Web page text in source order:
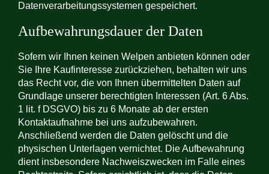
Datenverarbeitungssystemen gespeichert.
Aufbewahrungsdauer der Daten
Sofern wir Ihnen keinen Welpen anbieten können oder
Sie Ihre Kaufinteresse zurückziehen, behalten wir uns
das Recht vor, die von Ihnen übermittelten Daten auf
Grundlage unserer berechtigten Interessen (Art. 6 Abs.
1 lit. f DSGVO) bis zu 6 Monate ab der ersten
Kontaktaufnahme bei uns aufzubewahren.
Anschließend werden die Daten gelöscht und die
physischen Unterlagen vernichtet. Die Aufbewahrung
dient insbesondere Nachweiszwecken im Falle eines